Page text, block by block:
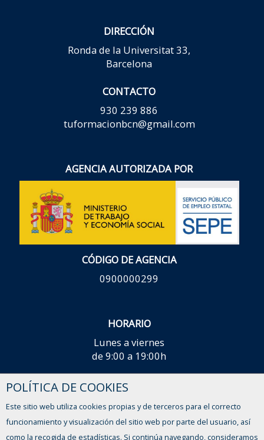
DIRECCIÓN
Ronda de la Universitat 33,
Barcelona
CONTACTO
930 239 886
tuformacionbcn@gmail.com
AGENCIA AUTORIZADA POR
CÓDIGO DE AGENCIA
0900000299
HORARIO
Lunes a viernes
de 9:00 a 19:00h
¿TIENES ALGUNA DUDA?
FORMULARIO DE CONTACTO
POLÍTICA DE COOKIES
Este sitio web utiliza cookies propias y de terceros para el correcto
funcionamiento y visualización del sitio web por parte del usuario, así
como la recogida de estadísticas. Si continúa navegando, consideramos